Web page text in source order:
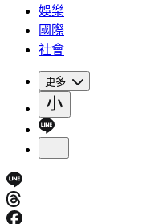
娛樂
國際
社會
更多